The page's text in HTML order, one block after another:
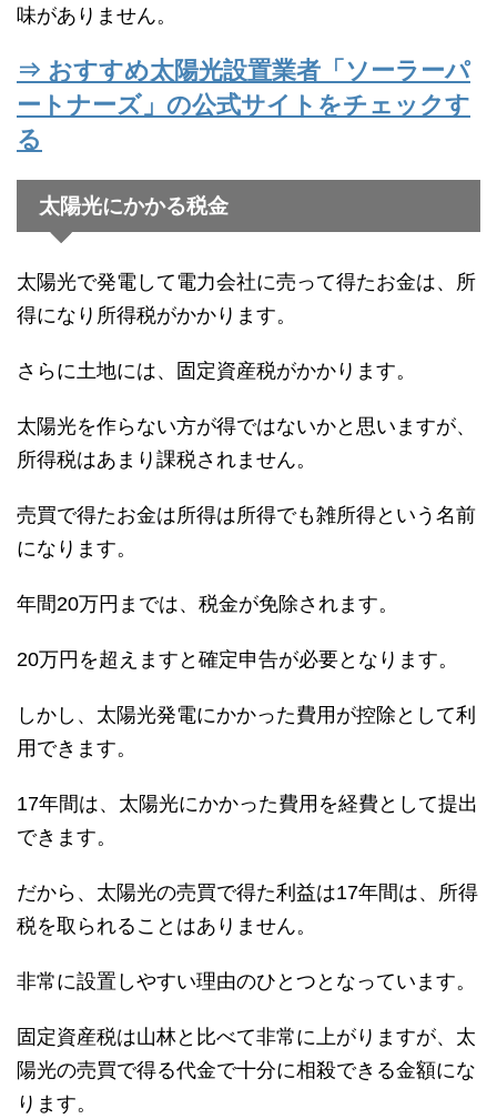
味がありません。
⇒ おすすめ太陽光設置業者「ソーラーパ
ートナーズ」の公式サイトをチェックす
る
太陽光にかかる税金
太陽光で発電して電力会社に売って得たお金は、所
得になり所得税がかかります。
さらに土地には、固定資産税がかかります。
太陽光を作らない方が得ではないかと思いますが、
所得税はあまり課税されません。
売買で得たお金は所得は所得でも雑所得という名前
になります。
年間20万円までは、税金が免除されます。
20万円を超えますと確定申告が必要となります。
しかし、太陽光発電にかかった費用が控除として利
用できます。
17年間は、太陽光にかかった費用を経費として提出
できます。
だから、太陽光の売買で得た利益は17年間は、所得
税を取られることはありません。
非常に設置しやすい理由のひとつとなっています。
固定資産税は山林と比べて非常に上がりますが、太
陽光の売買で得る代金で十分に相殺できる金額にな
ります。